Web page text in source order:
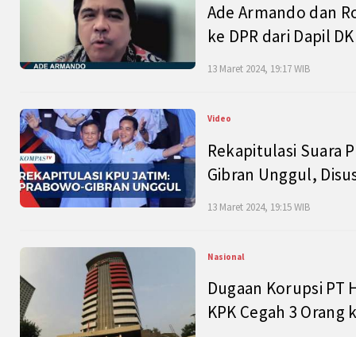
Ade Armando dan
ke DPR dari Dapil
13 Maret 2024, 19:17 WIB
Video
Rekapitulasi Suara
Gibran Unggul,
13 Maret 2024, 19:15 WIB
Nasional
Dugaan Korupsi PT
KPK Cegah 3 Orang